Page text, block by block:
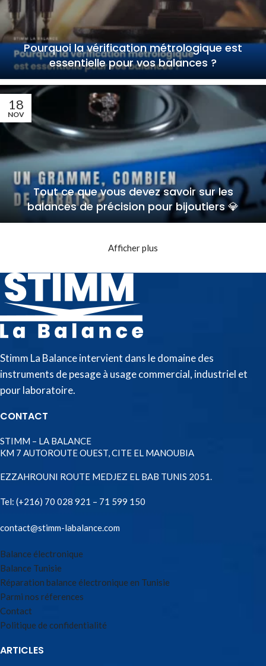
Pourquoi la vérification métrologique est
essentielle pour vos balances ?
18
NOV
Tout ce que vous devez savoir sur les
balances de précision pour bijoutiers 💎
Afficher plus
Stimm La Balance intervient dans le domaine des
instruments de pesage à usage commercial, industriel et
pour laboratoire.
CONTACT
STIMM – LA BALANCE
KM 7 AUTOROUTE OUEST, CITE EL MANOUBIA
EZZAHROUNI ROUTE MEDJEZ EL BAB TUNIS 2051.
Tel: (+216) 70 028 921 – 71 599 150
contact@stimm-labalance.com
Balance électronique
Balance Tunisie
Réparation balance électronique en Tunisie
Parmi nos réferences
Contact
Politique de confidentialité
ARTICLES